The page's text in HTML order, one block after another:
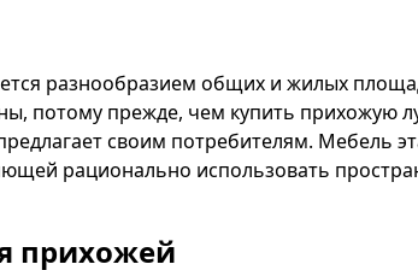
разнообразием общих и жилых
потому прежде, чем купить прихожую
своим потребителям. Мебель
рационально использовать
прихожей